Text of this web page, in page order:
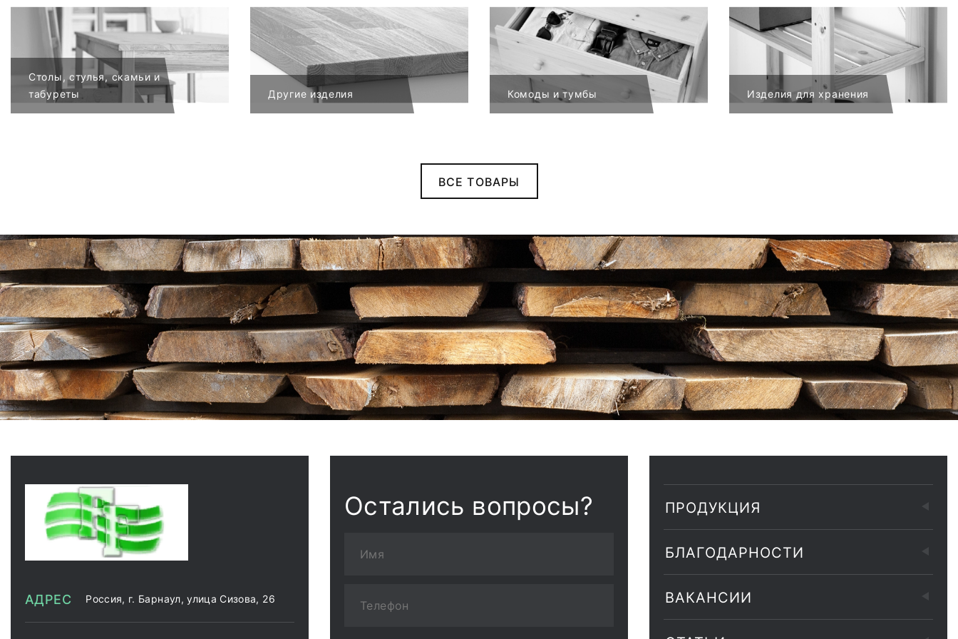
Столы, стулья, скамьи и
табуреты
Другие изделия Комоды и тумбы Изделия для хранения
ВСЕ ТОВАРЫ
АДРЕС Россия, г. Барнаул, улица Сизова, 26
Остались вопросы? ПРОДУКЦИЯ
БЛАГОДАРНОСТИ
ВАКАНСИИ